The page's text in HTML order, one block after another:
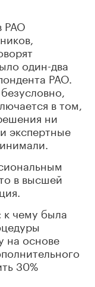
РАО
один-два
РАО.
в том,
ни
экспертные
в высшей
чему была
на основе
30%